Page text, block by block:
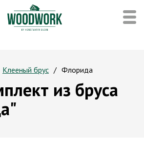
Клееный брус Флорида
из бруса